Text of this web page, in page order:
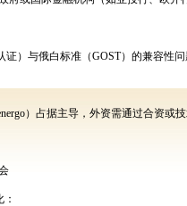
证）与俄白标准（GOST）的兼容性问
）占据主导，外资需通过合资或
：